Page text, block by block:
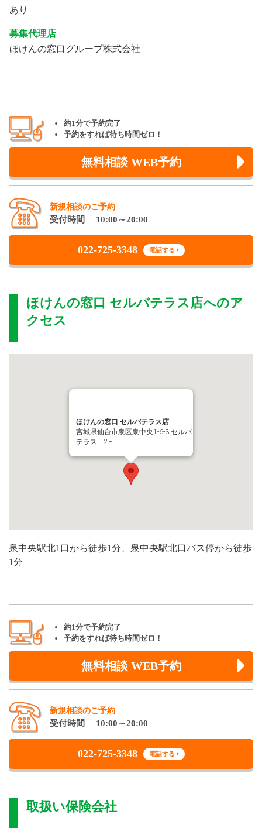
あり
募集代理店
ほけんの窓口グループ株式会社
約1分で予約完了
予約をすれば待ち時間ゼロ！
無料相談 WEB予約
新規相談のご予約
受付時間 10:00～20:00
022-725-3348 電話する
ほけんの窓口 セルバテラス店へのア
クセス
ほけんの窓口 セルバテラス店
宮城県仙台市泉区泉中央1-6-3 セルバ
テラス 2F
泉中央駅北1口から徒歩1分、泉中央駅北口バス停から徒歩
1分
約1分で予約完了
予約をすれば待ち時間ゼロ！
無料相談 WEB予約
新規相談のご予約
受付時間 10:00～20:00
022-725-3348 電話する
取扱い保険会社